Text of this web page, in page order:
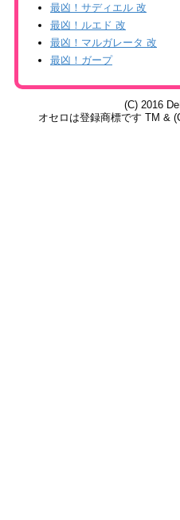
最凶！サディエル 改
最凶！ルエド 改
最凶！マルガレータ 改
最凶！ガープ
(C) 2016
オセロは登録商標です TM &